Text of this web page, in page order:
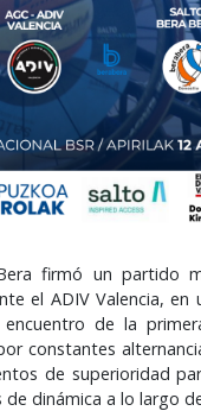
firmó un partido
el ADIV Valencia, en
de la
constantes
de superioridad
dinámica a lo largo